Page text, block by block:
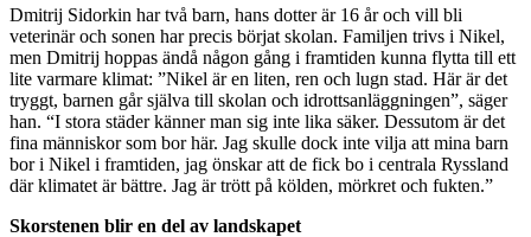
Dmitrij Sidorkin har två barn, hans dotter är 16 år och vill bli
veterinär och sonen har precis börjat skolan. Familjen trivs i Nikel,
men Dmitrij hoppas ändå någon gång i framtiden kunna flytta till ett
lite varmare klimat: ”Nikel är en liten, ren och lugn stad. Här är det
tryggt, barnen går själva till skolan och idrottsanläggningen”, säger
han. “I stora städer känner man sig inte lika säker. Dessutom är det
fina människor som bor här. Jag skulle dock inte vilja att mina barn
bor i Nikel i framtiden, jag önskar att de fick bo i centrala Ryssland
där klimatet är bättre. Jag är trött på kölden, mörkret och fukten.”
Skorstenen blir en del av landskapet